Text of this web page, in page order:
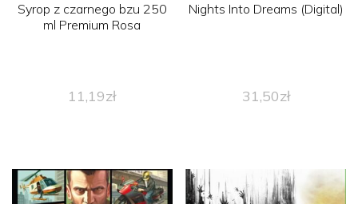
Syrop z czarnego bzu 250
ml Premium Rosa
11,19zł
Nights Into Dreams (Digital)
31,50zł